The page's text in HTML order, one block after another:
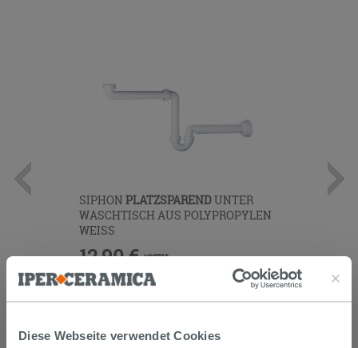
Diese Webseite verwendet Cookies
SIPHON PLATZSPARENDUNTER
WASCHTISCH AUS POLYPROPYLEN
WEISS
12,90 € /STK.
IN DEN WARENKORB LEGEN